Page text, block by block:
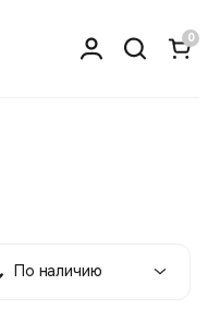
0
По наличию